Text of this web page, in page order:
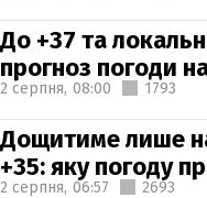
До +37 та
прогноз погоди
2 серпня, 08:00 1793
Дощитиме лише
+35: яку погоду
2 серпня, 06:57 2693